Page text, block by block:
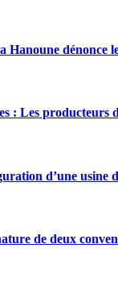
dénonce
: Les producteurs
d’une usine
de deux